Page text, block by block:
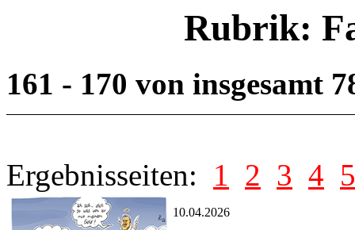
Rubrik:
161 - 170 von insgesamt
Ergebnisseiten: 1 2 3 4 5
10.04.2026